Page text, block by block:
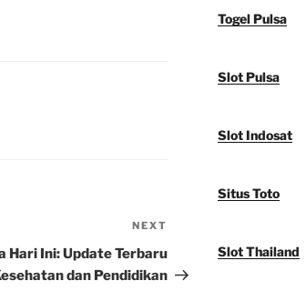
Post
NEXT
Hari Ini: Update Terbaru
dan Pendidikan
Togel Pulsa
Slot Pulsa
Slot Indosat
Situs Toto
Slot Thailand